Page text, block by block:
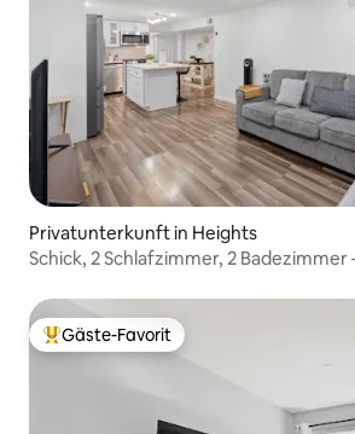
Privatunterkunft in Heights
Schick, 2 Schlafzimmer, 2 Badezimmer
Beliebter Gäste-Favorit.
Gäste-Favorit